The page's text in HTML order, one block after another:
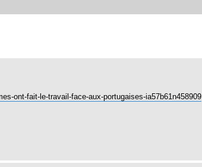
ont-fait-le-travail-face-aux-portugaises-ia57b61n458909